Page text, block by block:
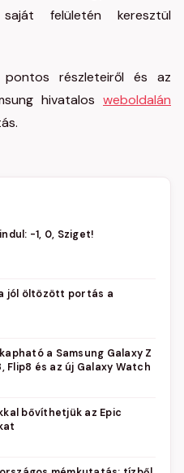
felületén keresztül
részleteiről és az
hivatalos weboldalán
-1, 0, Sziget!
jól öltözött portás a
a Samsung Galaxy Z
Flip8 és az új Galaxy Watch
bővíthetjük az Epic